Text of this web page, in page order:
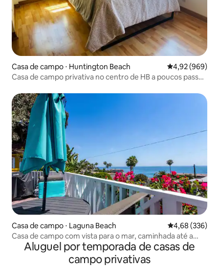
Casa de campo ⋅ Huntington Beach 4,92 de uma
4,92 (969)
Casa de campo privativa no centro de HB a poucos passos
Casa de campo ⋅ Laguna Beach 4,68 de uma
4,68 (336)
Casa de campo com vista para o mar, caminhada até a
praia e vila
Aluguel por temporada de casas de
campo privativas